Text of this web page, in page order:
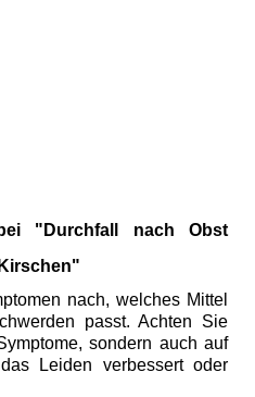
"Durchfall nach Obst
nach, welches Mittel
passt. Achten Sie
sondern auch auf
Leiden verbessert oder